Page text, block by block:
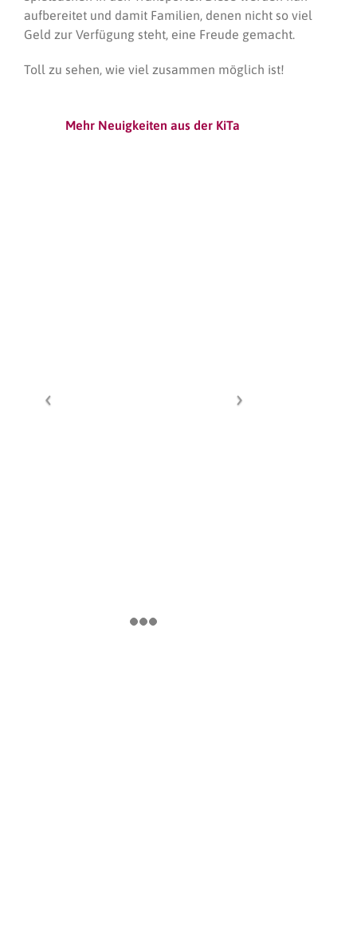
aufbereitet und damit Familien, denen nicht so viel
Geld zur Verfügung steht, eine Freude gemacht.
Toll zu sehen, wie viel zusammen möglich ist!
Mehr Neuigkeiten aus der KiTa